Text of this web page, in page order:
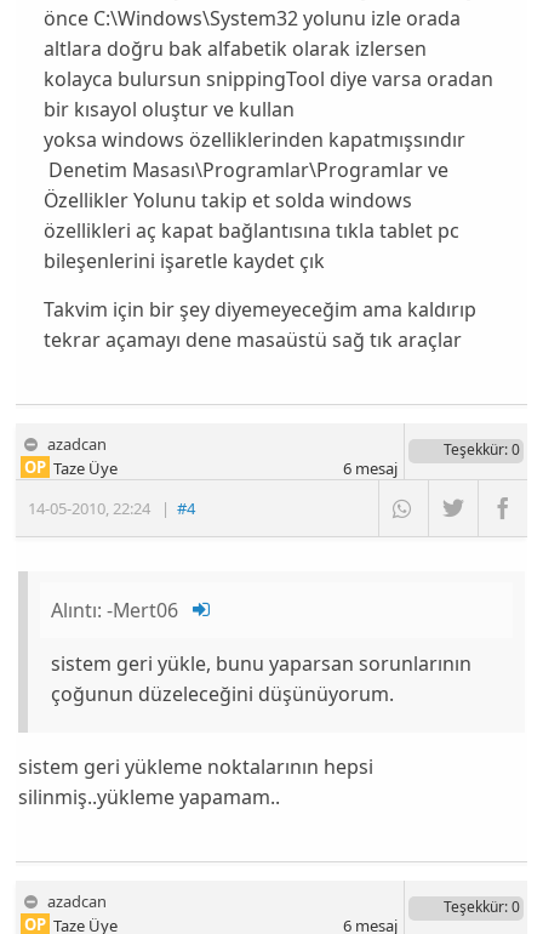
önce C:\Windows\System32 yolunu izle orada
altlara doğru bak alfabetik olarak izlersen
kolayca bulursun snippingTool diye varsa oradan
bir kısayol oluştur ve kullan
yoksa windows özelliklerinden kapatmışsındır
Denetim Masası\Programlar\Programlar ve
Özellikler Yolunu takip et solda windows
özellikleri aç kapat bağlantısına tıkla tablet pc
bileşenlerini işaretle kaydet çık
Takvim için bir şey diyemeyeceğim ama kaldırıp
tekrar açamayı dene masaüstü sağ tık araçlar
azadcan
14-05-2010,22:24 |#4
OP Taze Üye
Teşekkür: 0
6mesaj
Alıntı:-Mert06
sistem geri yükle, bunu yaparsan sorunlarının
çoğunun düzeleceğini düşünüyorum.
sistem geri yükleme noktalarının hepsi
silinmiş..yükleme yapamam..
azadcan
OP Taze Üye
Teşekkür: 0
6mesaj